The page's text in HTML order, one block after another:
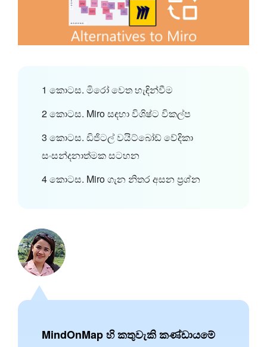
1 කොටස. මිරෝ වෙත හැඳින්වීම
2 කොටස. Miro සඳහා විශිෂ්ට විකල්ප
3 කොටස. ඩිජිටල් වයිට්බෝඩ් වේදිකා
සංසන්දනාත්මක සටහන
4 කොටස. Miro ගැන නිතර අසන ප්‍රශ්න
MindOnMap හි කතුවැකි කණ්ඩායමේ